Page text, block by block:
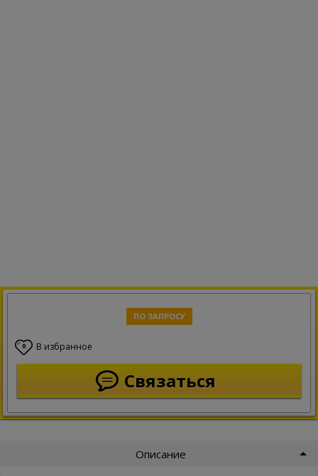
ПО ЗАПРОСУ
0 В избранное
Связаться
Описание